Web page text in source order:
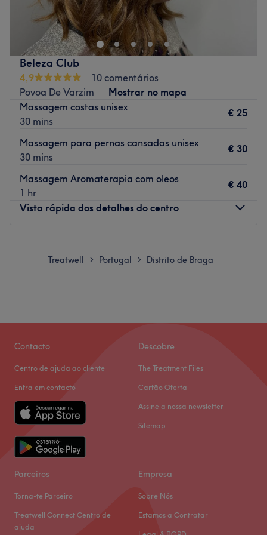
cliente é precioso. Localização ideal, com
estacionamento fácil e gratuito, perto da autoestrada
entre Braga e Barcelos. Oferecemos Pilates Reformer com
fisioterapeutas, aulas privadas, formações, Head Spa,
maderoterapia, drenagens, massagem tailandesa,
relaxante e terapêutica, além de cuidados faciais como o
Kobi Lift. Um espaço completo dedicado ao seu bem-
estar.
Beleza Club
4,9
10 comentários
Povoa De Varzim
Mostrar no mapa
Massagem costas unisex
30 mins
€ 25
Massagem para pernas cansadas unisex
30 mins
€ 30
Massagem Aromaterapia com oleos
1 hr
€ 40
Vista rápida dos detalhes do centro
Terça-feira
09:30
Domingo
Fechado
oferecem os melhores tratamentos para cuidar de si e
desfrutar duma experiência inolvidável!
A equipa
Uma equipa qualificada e experiente, especializada nas
suas áreas de atuação.
O que mais gostamos
Ambiente: acolhedor e tranquilo.
Go to venue
Treatwell > Portugal > Distrito de Braga
Contacto
Centro de ajuda ao cliente
Entra em contacto
Descobre
The Treatment Files
Cartão Oferta
Assine a nossa newsletter
Sitemap
Parceiros
Torna-te Parceiro
Treatwell Connect Centro de
ajuda
Empresa
Sobre Nós
Estamos a Contratar